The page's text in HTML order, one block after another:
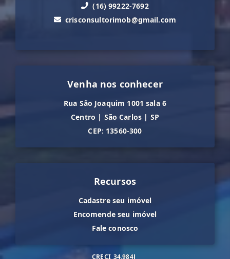
(16) 99222-7692
crisconsultorimob@gmail.com
Venha nos conhecer
Rua São Joaquim 1001 sala 6
Centro | São Carlos | SP
CEP: 13560-300
Recursos
Cadastre seu imóvel
Encomende seu imóvel
Fale conosco
CRECI 34.984J